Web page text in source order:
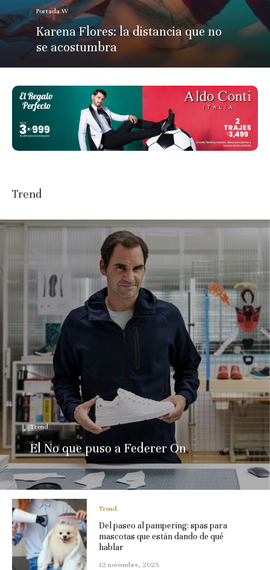
Portada W
Karena Flores: la distancia que no
se acostumbra
Trend
Trend
El No que puso a Federer On
Trend
Del paseo al pampering: spas para
mascotas que están dando de qué
hablar
12 noviembre, 2025